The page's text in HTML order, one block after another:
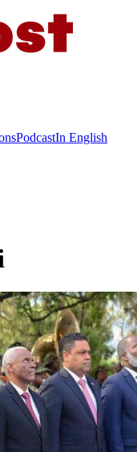
PodcastIn English